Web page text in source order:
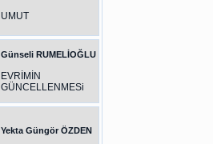
UMUT
Günseli RUMELİOĞLU
EVRİMİN
GÜNCELLENMESi
Yekta Güngör ÖZDEN